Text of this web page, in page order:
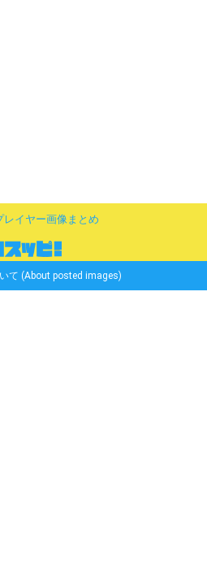
レイヤー画像まとめ
て (About posted images)